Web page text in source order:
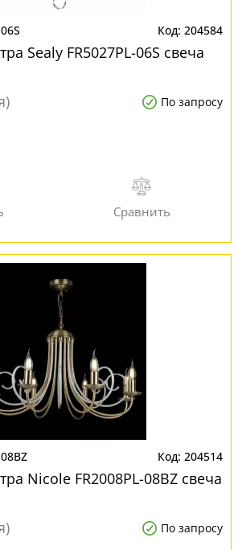
204584
Sealy FR5027PL-06S свеча
По запросу
204514
Nicole FR2008PL-08BZ свеча
По запросу